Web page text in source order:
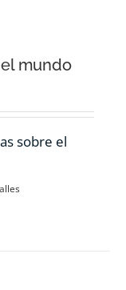
mundo
sobre el